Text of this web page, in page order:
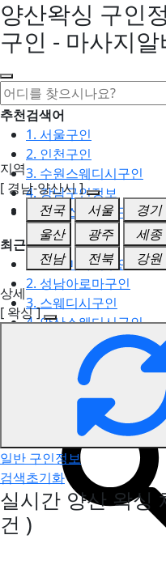
양산왁싱 구인
구인 - 마사지
추천검색어
1. 서울구인
2. 인천구인
3. 수원스웨디시구인
4. 강남구인정보
5. 동탄스웨디시구인
최근검색어
1. 일산마사지구인
2. 성남아로마구인
3. 스웨디시구인
4. 안산스웨디시구인
5. 아로마구인
양산 왁싱 구인정보
지역
[ 경남-양산시 ]
전국
서울 경기
울산
광주 세종
전남
전북 강원
상세
[ 왁싱 ]
일반 구인정보
검색초기화
실시간 양산 왁싱
건 )